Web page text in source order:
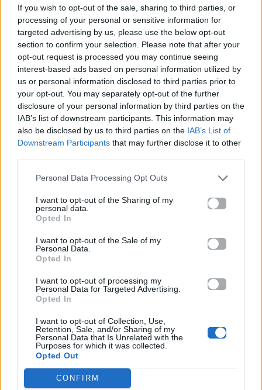
If you wish to opt-out of the sale, sharing to third parties, or
processing of your personal or sensitive information for
targeted advertising by us, please use the below opt-out
section to confirm your selection. Please note that after your
opt-out request is processed you may continue seeing
interest-based ads based on personal information utilized by
us or personal information disclosed to third parties prior to
your opt-out. You may separately opt-out of the further
disclosure of your personal information by third parties on the
IAB’s list of downstream participants. This information may
also be disclosed by us to third parties on the IAB’s List of
Downstream Participants that may further disclose it to other
Personal Data Processing Opt Outs
I want to opt-out of the Sharing of my
personal data.
Opted In
I want to opt-out of the Sale of my
Personal Data.
Opted In
I want to opt-out of processing my
Personal Data for Targeted Advertising.
Opted In
I want to opt-out of Collection, Use,
Retention, Sale, and/or Sharing of my
Personal Data that Is Unrelated with the
Purposes for which it was collected.
Opted Out
CONFIRM
Στίχοι
Μωρό μου λες πως με λατρεύεις
μετά μου φεύγεις και με τυραννάς
μ’ αφήνεις μόνο
κι όταν πια γυρίζεις ειν’ αργά
Και λες πως δε θα κάνεις λάθη
πως δε θα φύγεις πια ποτέ ξανά
όμως το ξέρω
Είναι ψεύτικα, ψεύτικα
ψεύτικα, ψεύτικα
δε σε αντέχω πια, βαρέθηκα
Κουράστηκα να σ’ αγαπάω
θ’ αλλάξω τρόπους, θα με δεις σκληρό
πως με διατάζει το μυαλό
Ακούστε στο Spotify